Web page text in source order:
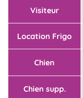
Visiteur
Location Frigo
Chien
Chien supp.